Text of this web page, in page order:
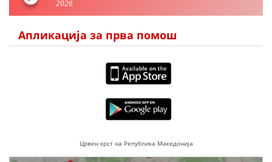
ПОДГОТВЕНОСТ И ДЕЈСТВО ПРИ КАТАСТРОФИ
ТИМОВИ НА ООЦК ОХРИД
ОДНОСИ СО ЈАВНОСТ
МЕЃУНАРОДНА СОРАБОТКА
2026
Апликација за прва помош
Црвен крст на Република Македонија